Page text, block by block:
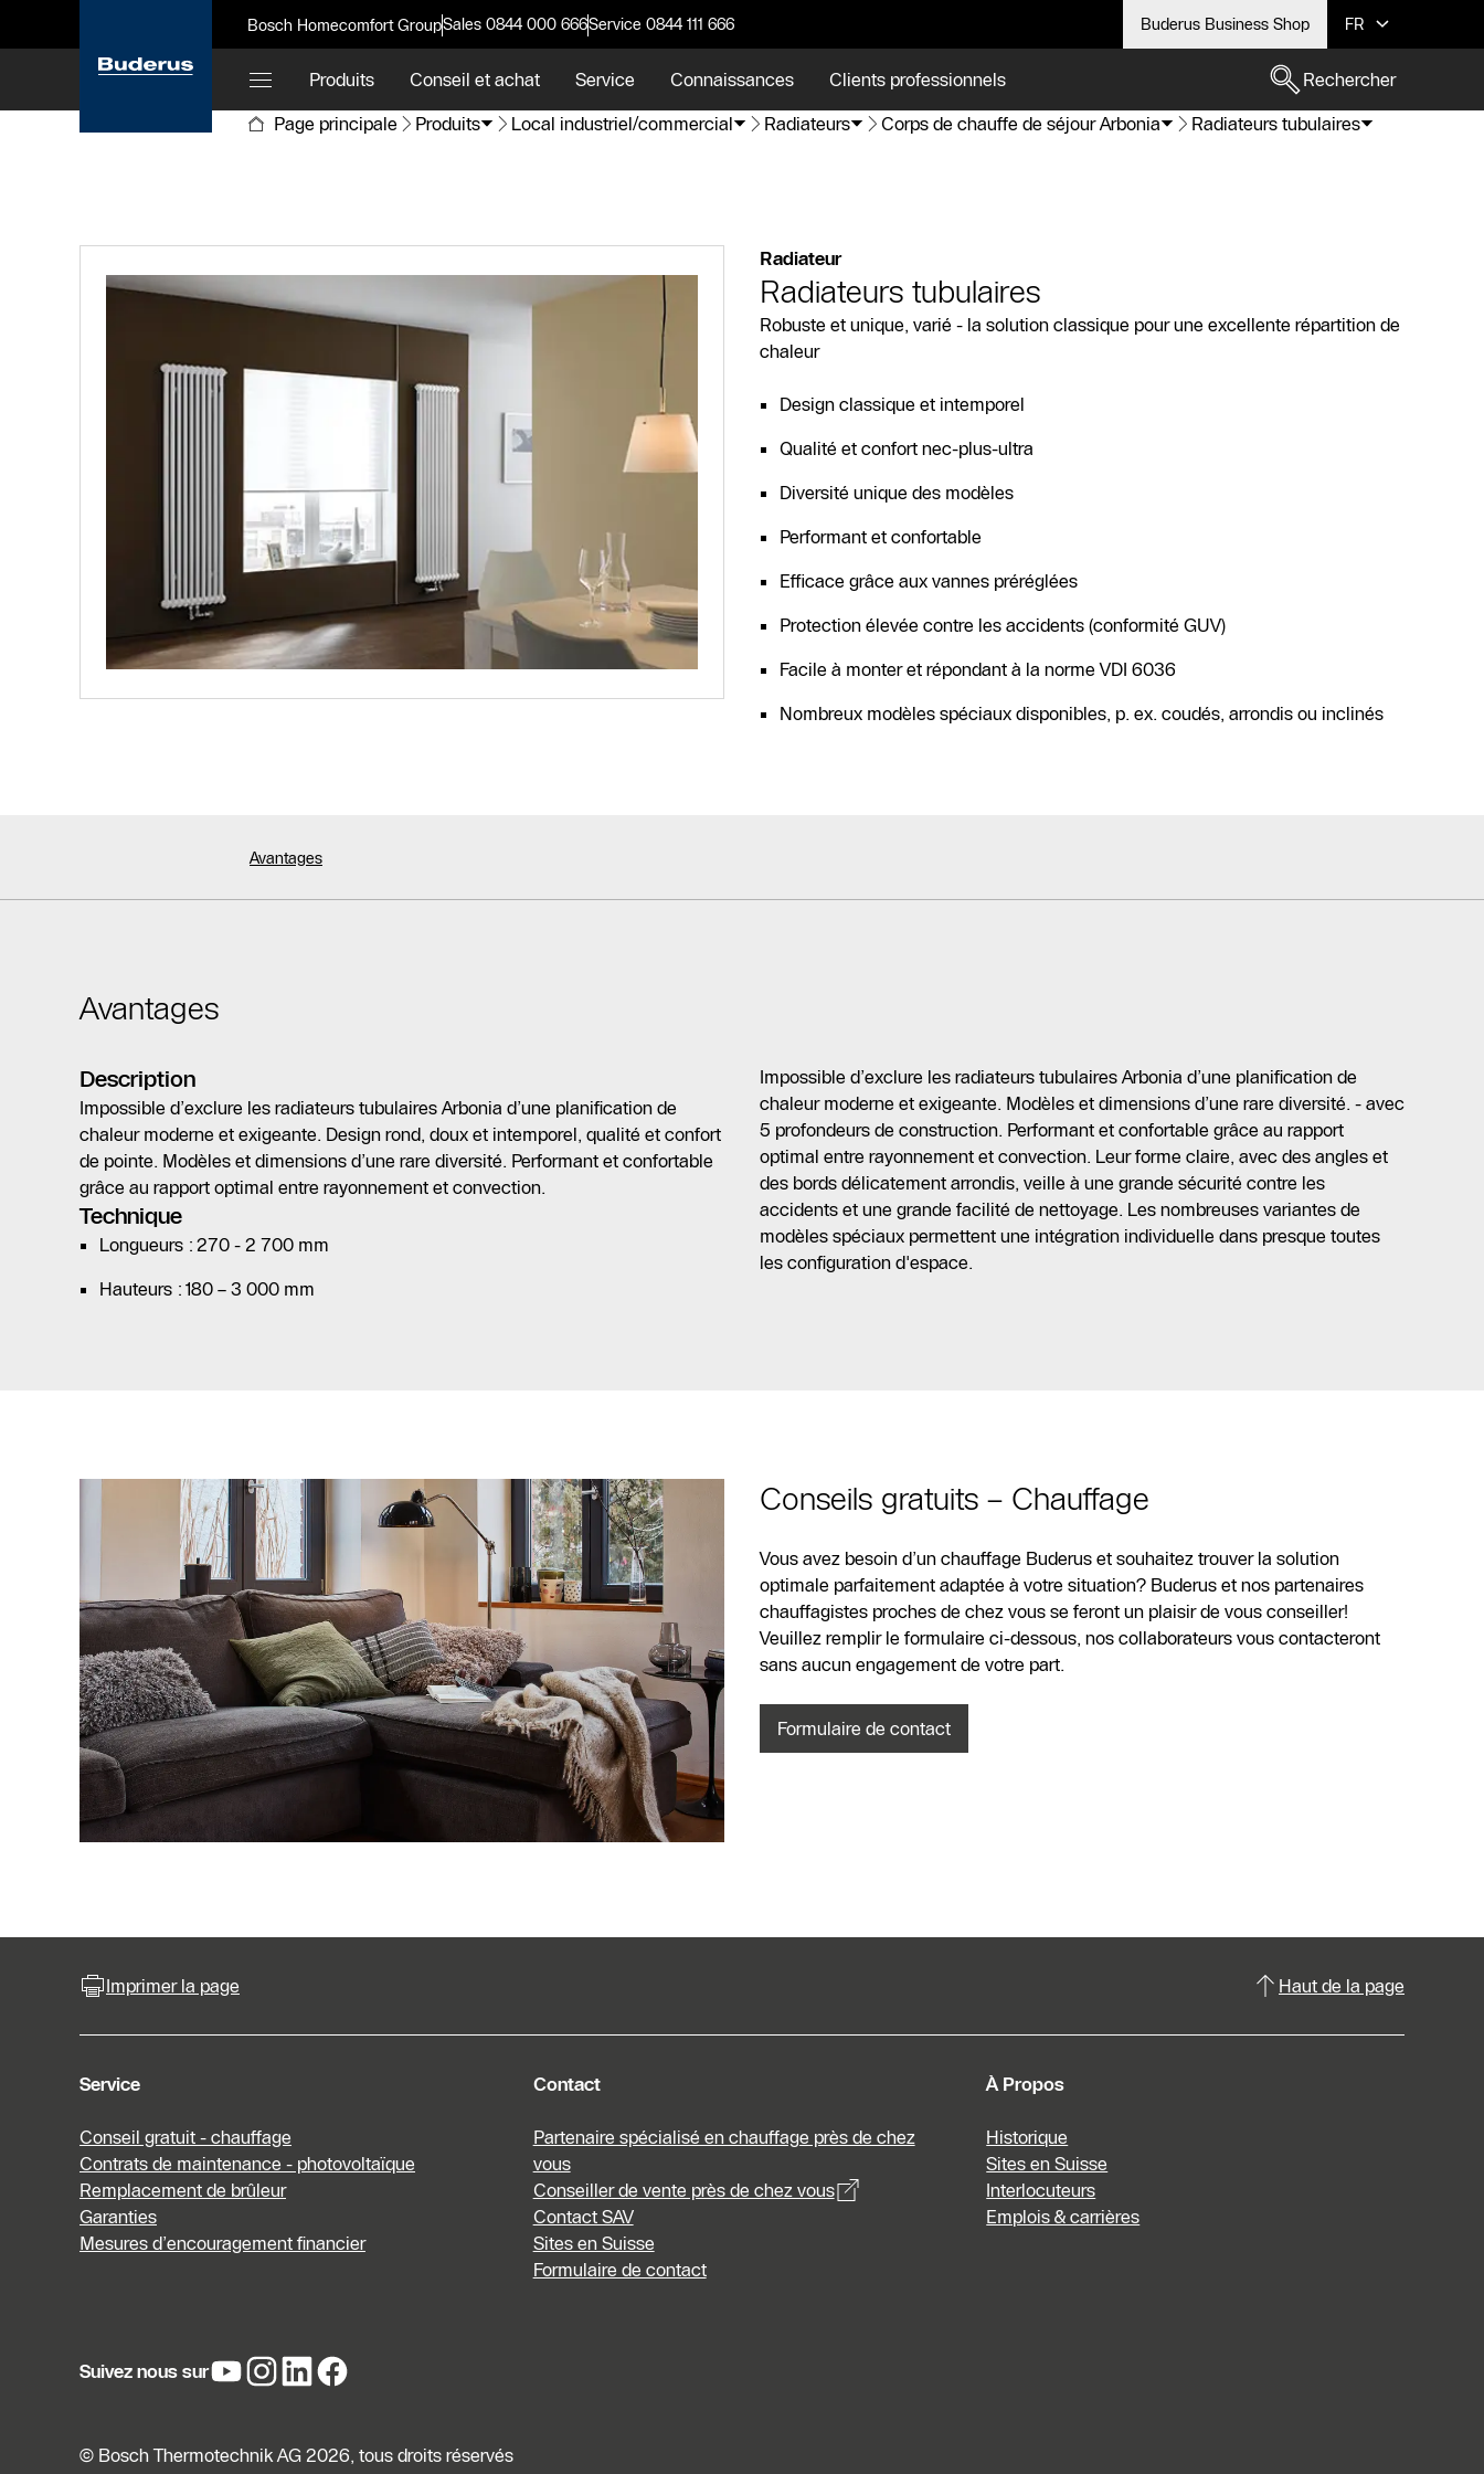
Bosch Homecomfort GroupSales 0844 000 666Service 0844 111 666 Buderus Business Shop FR
Produits Conseil et achat Service Connaissances Clients professionnels
Rechercher
Page principale
Produits Local industriel/commercial Radiateurs Corps de chauffe de séjour Arbonia Radiateurs tubulaires
Radiateur
Radiateurs tubulaires
Robuste et unique, varié - la solution classique pour une excellente répartition de
chaleur
Design classique et intemporel
Qualité et confort nec-plus-ultra
Diversité unique des modèles
Performant et confortable
Efficace grâce aux vannes préréglées
Protection élevée contre les accidents (conformité GUV)
Facile à monter et répondant à la norme VDI 6036
Nombreux modèles spéciaux disponibles, p. ex. coudés, arrondis ou inclinés
Avantages
Avantages
Description
Impossible d’exclure les radiateurs tubulaires Arbonia d’une planification de
chaleur moderne et exigeante. Design rond, doux et intemporel, qualité et confort
de pointe. Modèles et dimensions d’une rare diversité. Performant et confortable
grâce au rapport optimal entre rayonnement et convection.
Technique
Longueurs : 270 - 2 700 mm
Hauteurs : 180 – 3 000 mm
Impossible d’exclure les radiateurs tubulaires Arbonia d’une planification de
chaleur moderne et exigeante. Modèles et dimensions d’une rare diversité. - avec
5 profondeurs de construction. Performant et confortable grâce au rapport
optimal entre rayonnement et convection. Leur forme claire, avec des angles et
des bords délicatement arrondis, veille à une grande sécurité contre les
accidents et une grande facilité de nettoyage. Les nombreuses variantes de
modèles spéciaux permettent une intégration individuelle dans presque toutes
les configuration d'espace.
Conseils gratuits – Chauffage
Vous avez besoin d’un chauffage Buderus et souhaitez trouver la solution
optimale parfaitement adaptée à votre situation? Buderus et nos partenaires
chauffagistes proches de chez vous se feront un plaisir de vous conseiller!
Veuillez remplir le formulaire ci-dessous, nos collaborateurs vous contacteront
sans aucun engagement de votre part.
Formulaire de contact
SAV
Recherche de
partenaires
spécialisés
Formulaire de
contact
Imprimer la page Haut de la page
Service
Conseil gratuit - chauffage
Contrats de maintenance - photovoltaïque
Remplacement de brûleur
Garanties
Mesures d’encouragement financier
Contact
Partenaire spécialisé en chauffage près de chez
vous
Conseiller de vente près de chez vous
Contact SAV
Sites en Suisse
Formulaire de contact
À Propos
Historique
Sites en Suisse
Interlocuteurs
Emplois & carrières
Suivez nous sur
© Bosch Thermotechnik AG 2026, tous droits réservés